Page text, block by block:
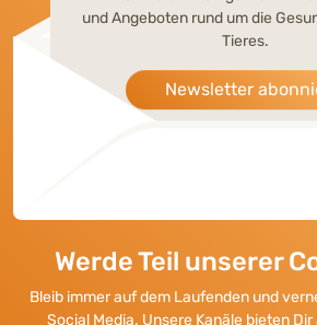
und Angeboten rund um die
Tieres.
Newsletter
Werde Teil unserer
Bleib immer auf dem Laufenden und
Social Media. Unsere Kanäle bieten